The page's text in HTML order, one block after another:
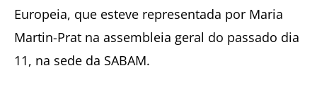
Europeia, que esteve representada por Maria
Martin-Prat na assembleia geral do passado dia
11, na sede da SABAM.